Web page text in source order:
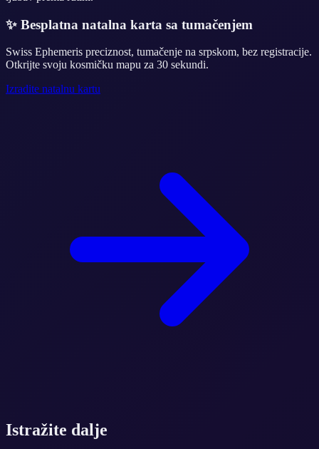
✨ Besplatna natalna karta sa tumačenjem
Swiss Ephemeris preciznost, tumačenje na srpskom, bez registracije.
Otkrijte svoju kosmičku mapu za 30 sekundi.
Izradite natalnu kartu
Istražite dalje